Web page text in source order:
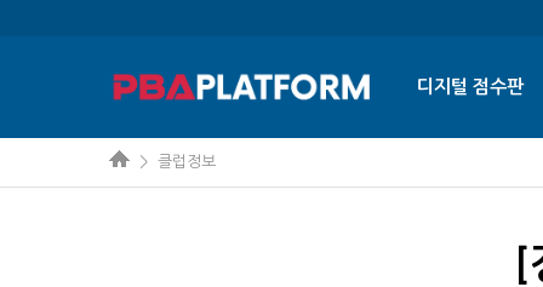
디지털 점수판
> 클럽정보